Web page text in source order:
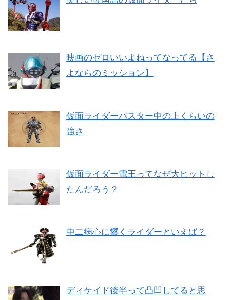
映画のゼロいいよねってなってる【さ
よならのミッション】
仮面ライダーバスター中の上くらいの
強さ
仮面ライダー電王ってなぜ大ヒットし
たんだろう？
中二病心に響くライダーといえば？
ディケイド後半って凸凹してると思